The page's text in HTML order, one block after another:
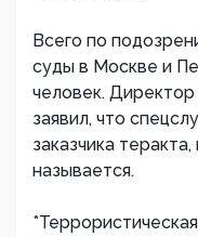
Всего по
суды в Москве и
человек.
заявил, что
заказчика
называется.